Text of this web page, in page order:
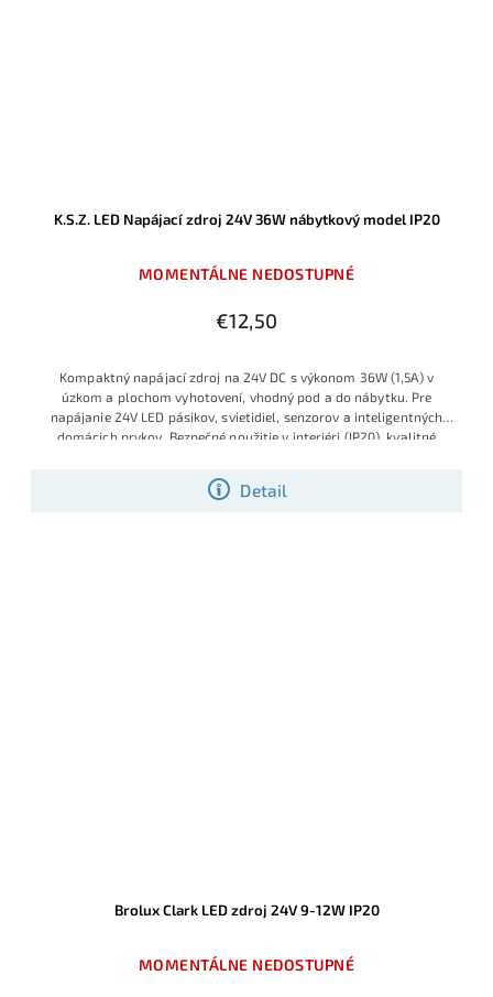
K.S.Z. LED Napájací zdroj 24V 36W nábytkový model IP20
MOMENTÁLNE NEDOSTUPNÉ
€12,50
Detail
Kompaktný napájací zdroj na 24V DC s výkonom 36W (1,5A) v
úzkom a plochom vyhotovení, vhodný pod a do nábytku. Pre
napájanie 24V LED pásikov, svietidiel, senzorov a inteligentných
domácich prvkov. Bezpečné použitie v interiéri (IP20), kvalitné
Brolux Clark LED zdroj 24V 9-12W IP20
MOMENTÁLNE NEDOSTUPNÉ